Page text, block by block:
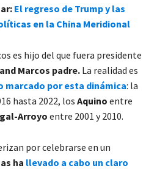
El regreso de Trump y las
en la China Meridional
es hijo del que fuera presidente
Marcos padre. La realidad es
marcado por esta dinámica: la
hasta 2022, los Aquino entre
Arroyo entre 2001 y 2010.
por celebrarse en un
ha llevado a cabo un claro